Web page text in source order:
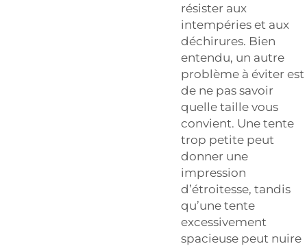
résister aux
intempéries et aux
déchirures. Bien
entendu, un autre
problème à éviter est
de ne pas savoir
quelle taille vous
convient. Une tente
trop petite peut
donner une
impression
d’étroitesse, tandis
qu’une tente
excessivement
spacieuse peut nuire